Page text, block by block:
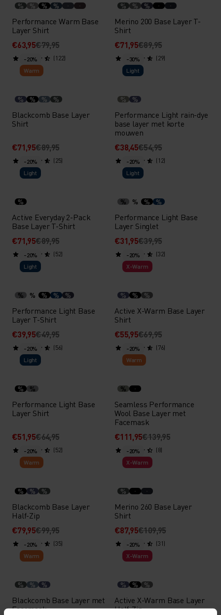
% % % %
Performance Warm Base
Layer Shirt
€63,95€79,95
(122)
% % %
Merino 200 Base Layer T-
Shirt
€71,95€89,95
(29)
-20%
Warm
% % % %
Blackcomb Base Layer
Shirt
€71,95€89,95
(25)
-30%
Light
% %
Performance Light rain-dye
base layer met korte
mouwen
€38,45€54,95
(12)
-20%
Light
%
Active Everyday 2-Pack
Base Layer T-Shirt
€71,95€89,95
(52)
-20%
Light
% % % %
Performance Light Base
Layer Singlet
€31,95€39,95
(32)
-20%
Light
% % % % %
Performance Light Base
Layer T-Shirt
€39,95€49,95
(56)
-20%
X-Warm
% % %
Active X-Warm Base Layer
Shirt
€55,95€69,95
(76)
-20%
Light
% %
Performance Light Base
Layer Shirt
€51,95€64,95
(52)
-20%
Warm
%
Seamless Performance
Wool Base Layer met
Facemask
€111,95€139,95
(8)
-20%
Warm
% % %
Blackcomb Base Layer
Half-Zip
€79,95€99,95
(35)
-20%
X-Warm
%
Merino 260 Base Layer
Shirt
€87,95€109,95
(31)
-20%
Warm
% % %
Blackcomb Base Layer met
Facemask
-20%
X-Warm
% % %
Active X-Warm Base Layer
Half-Zip